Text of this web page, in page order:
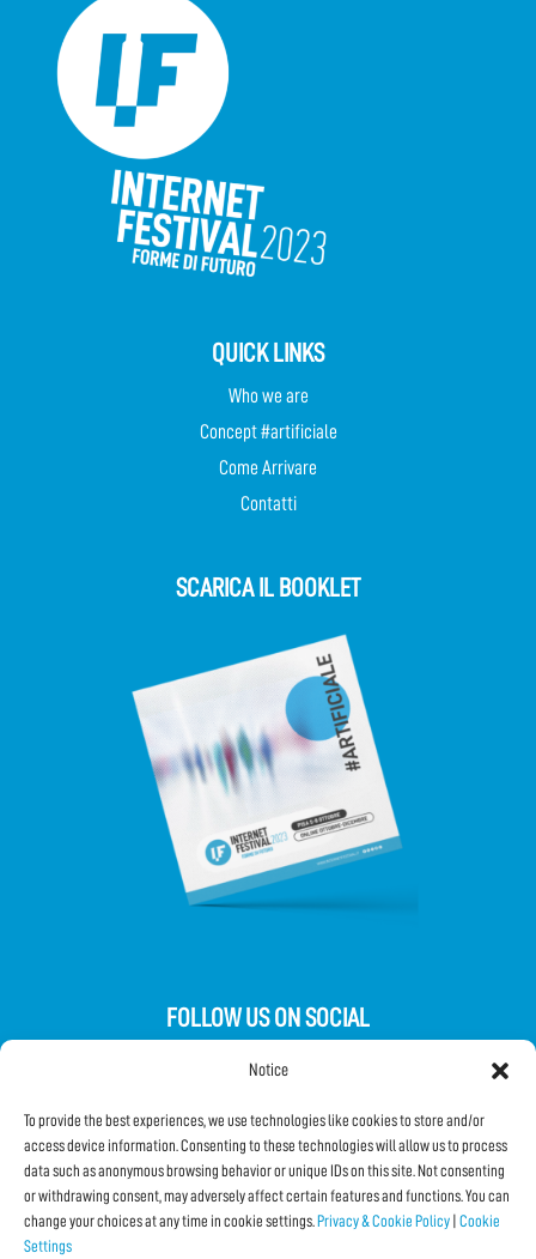
Notice
To provide the best experiences, we use technologies like cookies to store and/or
access device information. Consenting to these technologies will allow us to process
data such as anonymous browsing behavior or unique IDs on this site. Not consenting
or withdrawing consent, may adversely affect certain features and functions. You can
change your choices at any time in cookie settings. Privacy & Cookie Policy Cookie
Settings
QUICK LINKS
Who we are
Concept #artificiale
Come Arrivare
Contatti
SCARICA IL BOOKLET
FOLLOW US ON SOCIAL
Subscribe to the Newsletter